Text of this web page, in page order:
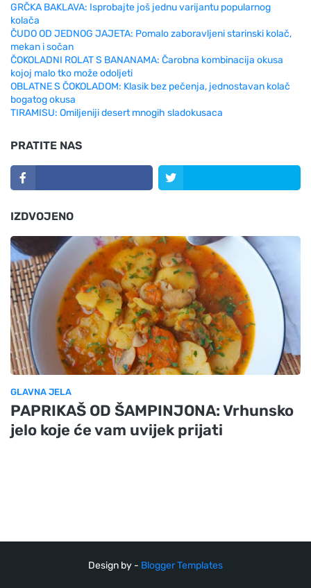
GRČKA BAKLAVA: Isprobajte još jednu varijantu popularnog
kolača
ČUDO OD JEDNOG JAJETA: Pomalo zaboravljeni starinski kolač,
mekan i sočan
ČOKOLADNI ROLAT S BANANAMA: Čarobna kombinacija okusa
kojoj malo tko može odoljeti
OBLATNE S ČOKOLADOM: Klasik bez pečenja, jednostavan kolač
bogatog okusa
TIRAMISU: Omiljeniji desert mnogih sladokusaca
PRATITE NAS
IZDVOJENO
GLAVNA JELA
PAPRIKAŠ OD ŠAMPINJONA: Vrhunsko
jelo koje će vam uvijek prijati
Design by - Blogger Templates